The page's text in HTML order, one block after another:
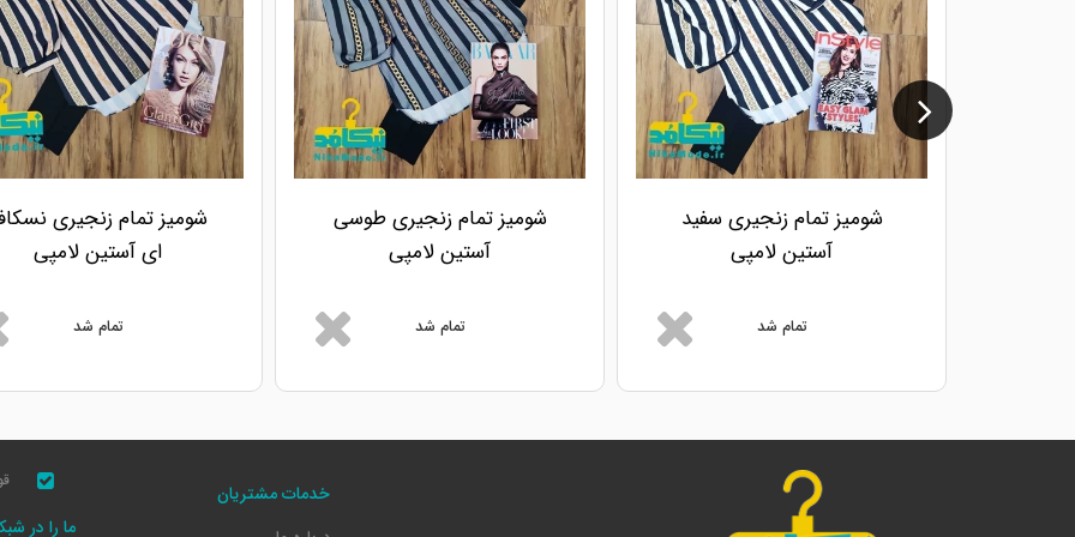
شومیز تمام زنجیری سفید
آستین لامپی
تمام شد
شومیز تمام زنجیری طوسی
آستین لامپی
تمام شد
شومیز تمام زنجیری
ای آستین لامپی
تمام شد
خدمات مشتریان
ما را در